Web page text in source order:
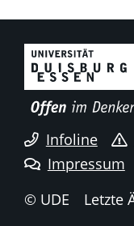
Infoline
Impressum
© UDE
Letzte